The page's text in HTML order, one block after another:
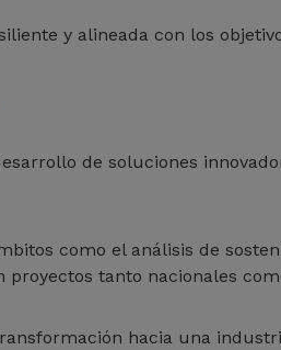
y alineada con los
de soluciones
como el análisis de
tanto nacionales
hacia una